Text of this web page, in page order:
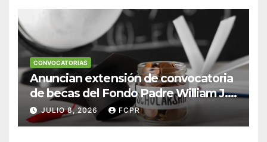
CONVOCATORIAS
Anuncian extensión de convocatoria
de becas del Fondo Padre William J.
Hendricks, SJ para estudiantes del
Colegio San Ignacio
JULIO 8, 2026 FCPR